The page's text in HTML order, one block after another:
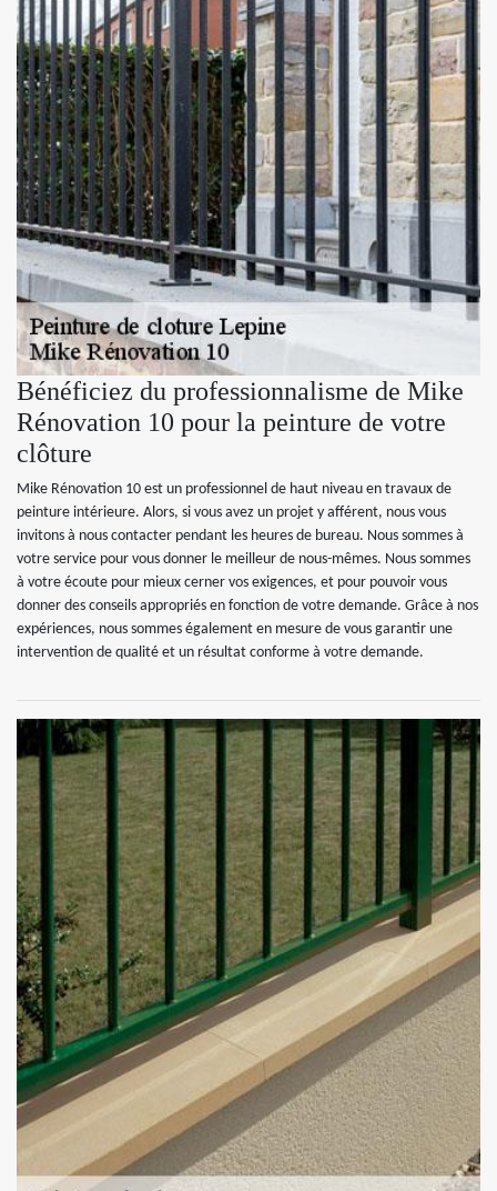
Bénéficiez du professionnalisme de Mike
Rénovation 10 pour la peinture de votre
clôture
Mike Rénovation 10 est un professionnel de haut niveau en travaux de
peinture intérieure. Alors, si vous avez un projet y afférent, nous vous
invitons à nous contacter pendant les heures de bureau. Nous sommes à
votre service pour vous donner le meilleur de nous-mêmes. Nous sommes
à votre écoute pour mieux cerner vos exigences, et pour pouvoir vous
donner des conseils appropriés en fonction de votre demande. Grâce à nos
expériences, nous sommes également en mesure de vous garantir une
intervention de qualité et un résultat conforme à votre demande.